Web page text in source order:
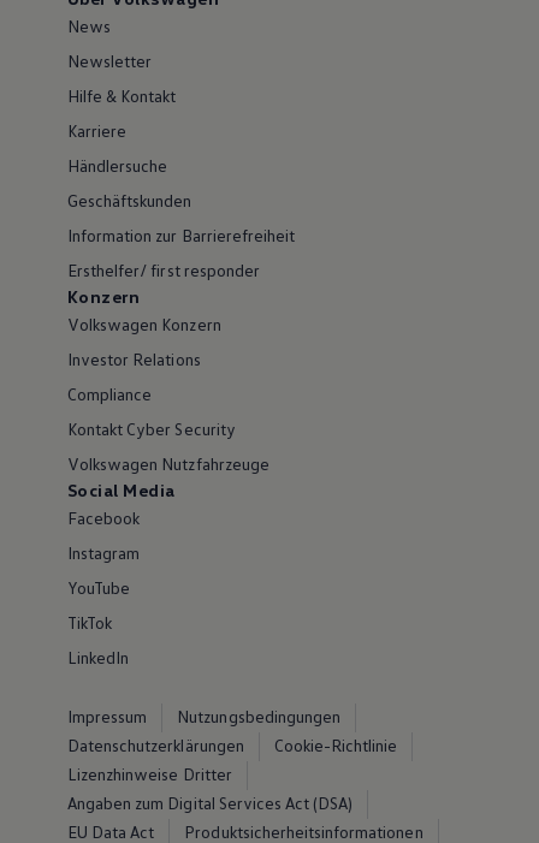
News
Newsletter
Hilfe & Kontakt
Karriere
Händlersuche
Geschäftskunden
Information zur Barrierefreiheit
Ersthelfer/ first responder
Konzern
Volkswagen Konzern
Investor Relations
Compliance
Kontakt Cyber Security
Volkswagen Nutzfahrzeuge
Social Media
Facebook
Instagram
YouTube
TikTok
LinkedIn
Impressum
Nutzungsbedingungen
Datenschutzerklärungen
Cookie-Richtlinie
Lizenzhinweise Dritter
Angaben zum Digital Services Act (DSA)
EU Data Act
Produktsicherheitsinformationen